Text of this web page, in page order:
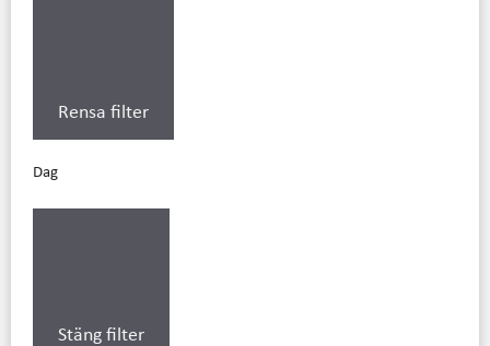
Rensa filter
Dag
Stäng filter